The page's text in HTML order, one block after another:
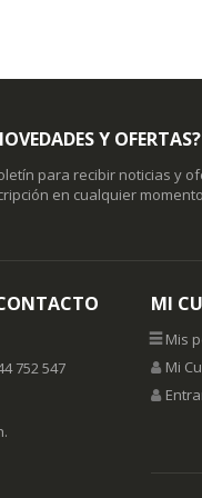
Y OFERTAS?
para recibir noticias y
en cualquier
752 547
MI
Mis
Mi